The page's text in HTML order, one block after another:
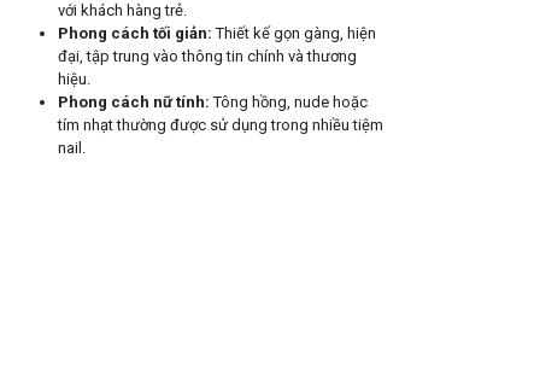
với khách hàng trẻ.
Phong cách tối giản:Thiết kế gọn gàng, hiện
đại, tập trung vào thông tin chính và thương
hiệu.
Phong cách nữ tính:Tông hồng, nude hoặc
tím nhạt thường được sử dụng trong nhiều tiệm
nail.